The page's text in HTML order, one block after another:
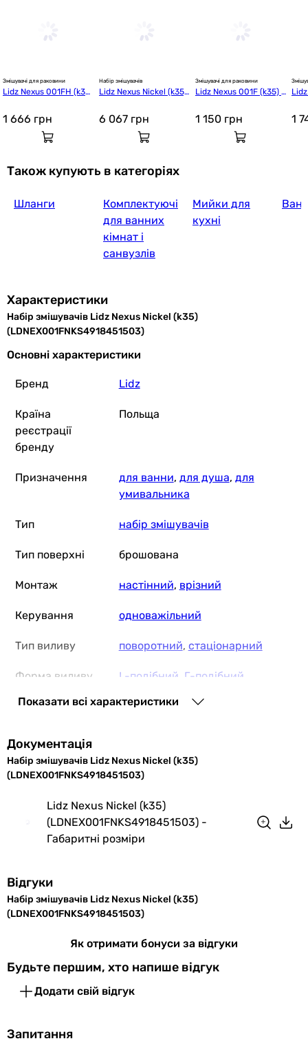
Змішувачі для раковини
Lidz Nexus 001FH (k35)
Nickel
1 666 грн
Набір змішувачів
Lidz Nexus Nickel (k35)
51502)
6 067 грн
Змішувачі для раковини
Lidz Nexus 001F (k35) L
1 150 грн
kel
1
Також купують в категоріях
Шланги
Комплектуючі
для ванних
кімнат і
санвузлів
Мийки для
кухні
Характеристики
Набір змішувачів Lidz Nexus Nickel (k35)
(LDNEX001FNKS4918451503)
Основні характеристики
Бренд Lidz
Країна
реєстрації
бренду
Польща
Призначення для ванни, для душа, для
умивальника
Тип набір змішувачів
Тип поверхні брошована
Монтаж настінний, врізний
Керування одноважільний
Тип виливу поворотний, стаціонарний
Форма виливу L-подібний Г-подібний
Перемикач
поворотний
Оснащення
Особливості
змішувача
картриджний змішувач
Підключення до водопроводу
картриджа
змішувача
Діаметр
підключення
Колекції
Показати всі характеристики
Документація
Набір змішувачів Lidz Nexus Nickel (k35)
(LDNEX001FNKS4918451503)
Lidz Nexus Nickel (k35)
(LDNEX001FNKS4918451503) -
Габаритні розміри
Відгуки
Набір змішувачів Lidz Nexus Nickel (k35)
(LDNEX001FNKS4918451503)
Як отримати бонуси за відгуки
Будьте першим, хто напише відгук
Додати свій відгук
Запитання